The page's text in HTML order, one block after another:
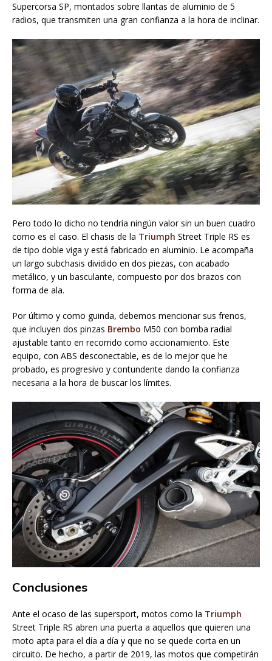
Supercorsa SP, montados sobre llantas de aluminio de 5
radios, que transmiten una gran confianza a la hora de inclinar.
Pero todo lo dicho no tendría ningún valor sin un buen cuadro
como es el caso. El chasis de la Triumph Street Triple RS es
de tipo doble viga y está fabricado en aluminio. Le acompaña
un largo subchasis dividido en dos piezas, con acabado
metálico, y un basculante, compuesto por dos brazos con
forma de ala.
Por último y como guinda, debemos mencionar sus frenos,
que incluyen dos pinzas Brembo M50 con bomba radial
ajustable tanto en recorrido como accionamiento. Este
equipo, con ABS desconectable, es de lo mejor que he
probado, es progresivo y contundente dando la confianza
necesaria a la hora de buscar los límites.
Conclusiones
Ante el ocaso de las supersport, motos como la Triumph
Street Triple RS abren una puerta a aquellos que quieren una
moto apta para el día a día y que no se quede corta en un
circuito. De hecho, a partir de 2019, las motos que competirán